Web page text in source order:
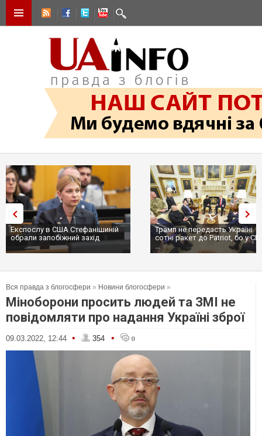
Експослу в США Стефанішиній
обрали запобіжний захід
Трамп не передасть Україні
сотні ракет до Patriot, бо у
...
Вся правда з блогосфери » Новини блогосфери »
Міноборони просить людей та ЗМІ не
повідомляти про надання Україні зброї
09.03.2022, 12:44 • 354 • 0